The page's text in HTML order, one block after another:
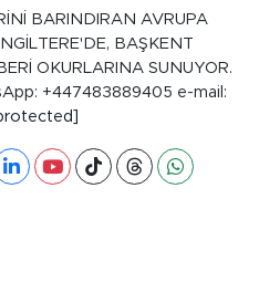
BARINDIRAN AVRUPA
BAŞKENT
OKURLARINA SUNUYOR.
+447483889405 e-mail: